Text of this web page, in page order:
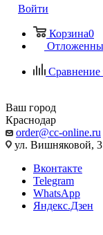
Войти
Корзина0
Сравнение
Ваш город
Краснодар
order@cc-online.ru
ул. Вишняковой, 3
Вконтакте
Telegram
WhatsApp
Яндекс.Дзен